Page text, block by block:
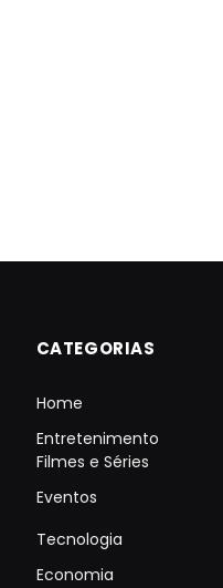
CATEGORIAS
Home
Entretenimento
Filmes e Séries
Eventos
Tecnologia
Economia